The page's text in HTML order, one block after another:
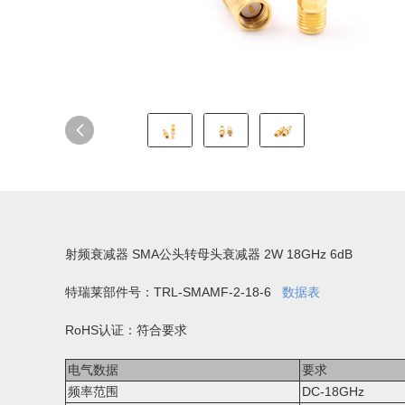
射频衰减器 SMA公头转母头衰减器 2W 18GHz 6dB
特瑞莱部件号：TRL-SMAMF-2-18-6 数据表
RoHS认证：符合要求
电气数据
要求
频率范围
DC-18GHz